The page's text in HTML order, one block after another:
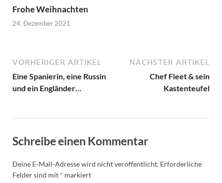
Frohe Weihnachten
24. Dezember 2021
VORHERIGER ARTIKEL
Eine Spanierin, eine Russin
und ein Engländer…
NÄCHSTER ARTIKEL
Chef Fleet & sein
Kastenteufel
Schreibe einen Kommentar
Deine E-Mail-Adresse wird nicht veröffentlicht. Erforderliche
Felder sind mit * markiert